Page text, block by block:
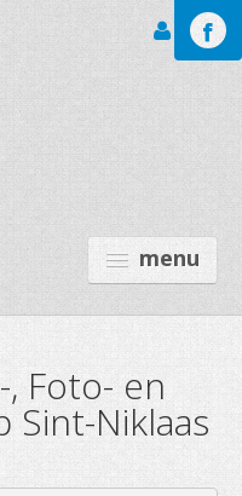
menu
Inloggen
Foto- en
Sint-Niklaas